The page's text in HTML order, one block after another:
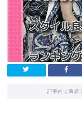
記事内に商品